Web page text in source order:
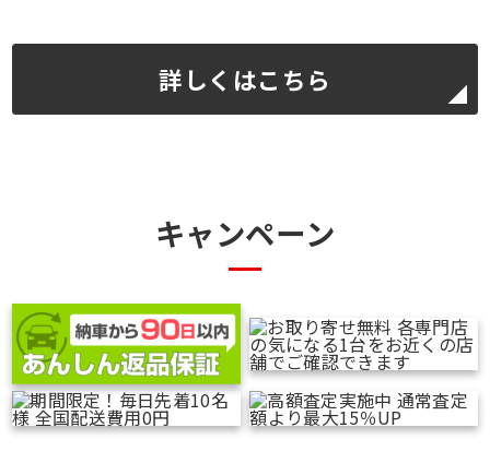
詳しくはこちら
キャンペーン